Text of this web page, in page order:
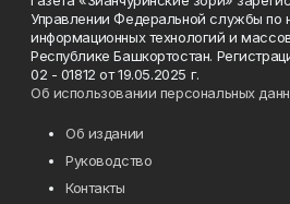
Управлении Федеральной службы по
информационных технологий и
Республике Башкортостан.
02 - 01812 от 19.05.2025 г.
Об использовании персональных
Об издании
Руководство
Контакты